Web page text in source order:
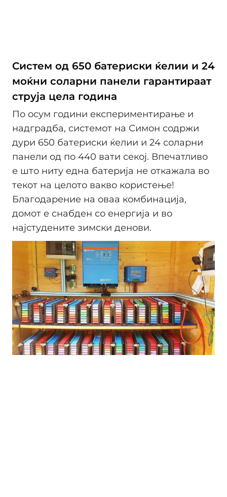
Систем од 650 батериски ќелии и 24
моќни соларни панели гарантираат
струја цела година
По осум години експериментирање и
надградба, системот на Симон содржи
дури 650 батериски ќелии и 24 соларни
панели од по 440 вати секој. Впечатливо
е што ниту една батерија не откажала во
текот на целото вакво користење!
Благодарение на оваа комбинација,
домот е снабден со енергија и во
најстудените зимски денови.